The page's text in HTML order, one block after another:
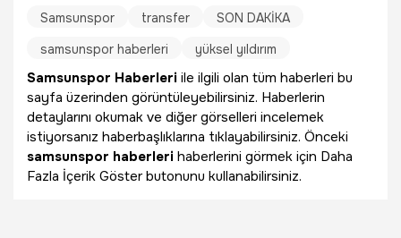
Samsunspor transfer
SON DAKİKA
samsunspor haberleri
yüksel yıldırım
Samsunspor Haberleri ile ilgili olan tüm haberleri bu
sayfa üzerinden görüntüleyebilirsiniz. Haberlerin
detaylarını okumak ve diğer görselleri incelemek
istiyorsanız haberbaşlıklarına tıklayabilirsiniz. Önceki
samsunspor haberleri haberlerini görmek için Daha
Fazla İçerik Göster butonunu kullanabilirsiniz.